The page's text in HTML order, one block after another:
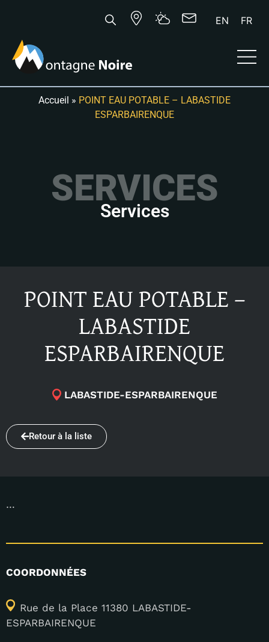
EN FR
Accueil » POINT EAU POTABLE – LABASTIDE
ESPARBAIRENQUE
SERVICES
Services
POINT EAU POTABLE –
LABASTIDE
ESPARBAIRENQUE
LABASTIDE-ESPARBAIRENQUE
Retour à la liste
…
COORDONNÉES
Rue de la Place 11380 LABASTIDE-
ESPARBAIRENQUE